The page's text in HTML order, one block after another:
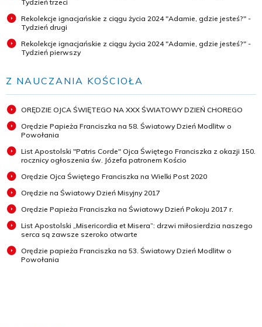
Tydzień trzeci
Rekolekcje ignacjańskie z ciągu życia 2024 "Adamie, gdzie jesteś?" -
Tydzień drugi
Rekolekcje ignacjańskie z ciągu życia 2024 "Adamie, gdzie jesteś?" -
Tydzień pierwszy
Z NAUCZANIA KOŚCIOŁA
ORĘDZIE OJCA ŚWIĘTEGO NA XXX ŚWIATOWY DZIEŃ CHOREGO
Orędzie Papieża Franciszka na 58. Światowy Dzień Modlitw o
Powołania
List Apostolski "Patris Corde" Ojca Świętego Franciszka z okazji 150.
rocznicy ogłoszenia św. Józefa patronem Kościo
Orędzie Ojca Świętego Franciszka na Wielki Post 2020
Orędzie na Światowy Dzień Misyjny 2017
Orędzie Papieża Franciszka na Światowy Dzień Pokoju 2017 r.
List Apostolski „Misericordia et Misera”: drzwi miłosierdzia naszego
serca są zawsze szeroko otwarte
Orędzie papieża Franciszka na 53. Światowy Dzień Modlitw o
Powołania